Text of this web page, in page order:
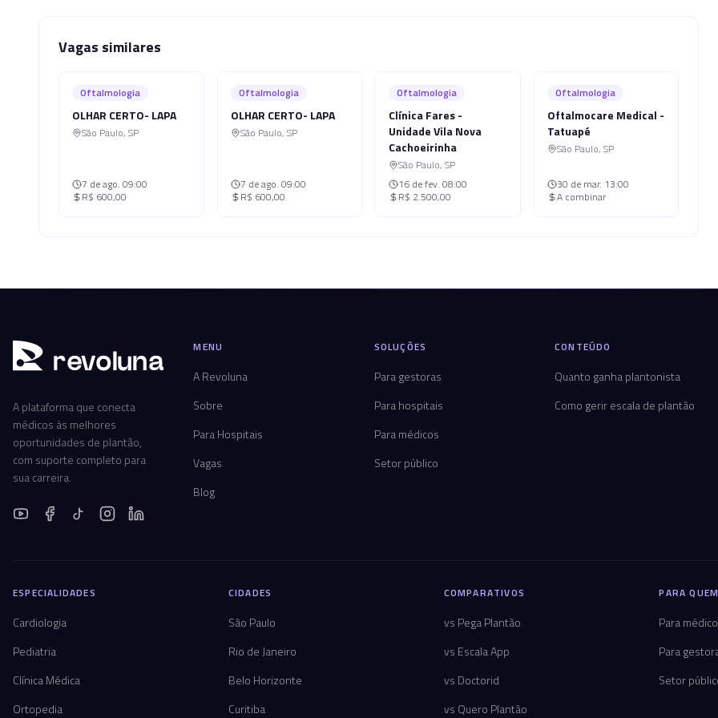
Vagas similares
Oftalmologia
OLHAR CERTO- LAPA
São Paulo, SP
7 de ago. 09:00
R$ 600,00
Oftalmologia
OLHAR CERTO- LAPA
São Paulo, SP
7 de ago. 09:00
R$ 600,00
Oftalmologia
Clínica Fares -
Unidade Vila Nova
Cachoeirinha
São Paulo, SP
16 de fev. 08:00
R$ 2.500,00
Oftalmologia
Oftalmocare Medical -
Tatuapé
São Paulo, SP
30 de mar. 13:00
A combinar
revoluna
A plataforma que conecta
médicos às melhores
oportunidades de plantão,
com suporte completo para
sua carreira.
MENU
A Revoluna
Sobre
Para Hospitais
Vagas
Blog
SOLUÇÕES
Para gestoras
Para hospitais
Para médicos
Setor público
CONTEÚDO
Quanto ganha plantonista
Como gerir escala de plantão
ESPECIALIDADES
Cardiologia
Pediatria
Clínica Médica
Ortopedia
CIDADES
São Paulo
Rio de Janeiro
Belo Horizonte
Curitiba
COMPARATIVOS
vs Pega Plantão
vs Escala App
vs Doctorid
vs Quero Plantão
PARA
Para
Para
Setor